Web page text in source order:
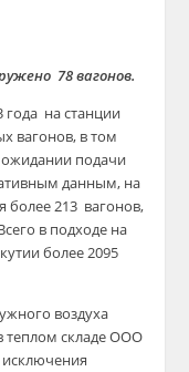
78 вагонов.
года на станции
вагонов, в том
подачи
данным, на
более 213 вагонов,
в подходе на
более 2095
воздуха
теплом складе ООО
исключения